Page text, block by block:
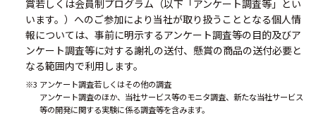
賞若しくは会員制プログラム（以下「アンケート調査等」とい
います。）へのご参加により当社が取り扱うこととなる個人情
報については、事前に明示するアンケート調査等の目的及びア
ンケート調査等に対する謝礼の送付、懸賞の商品の送付必要と
なる範囲内で利用します。
※3 アンケート調査若しくはその他の調査
アンケート調査のほか、当社サービス等のモニタ調査、新たな当社サービス
等の開発に関する実験に係る調査等を含みます。